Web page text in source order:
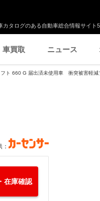
タログのある自動車総合情報サイト
車買取 ニュース
フト 660 G 届出済未使用車 衝突被害軽減
在庫確認